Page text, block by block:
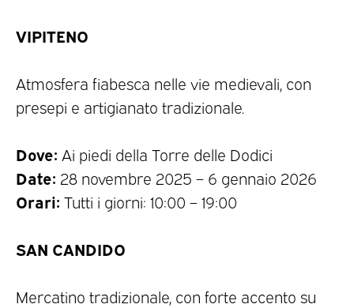
VIPITENO
Atmosfera fiabesca nelle vie medievali, con
presepi e artigianato tradizionale.
Dove: Ai piedi della Torre delle Dodici
Date: 28 novembre 2025 – 6 gennaio 2026
Orari: Tutti i giorni: 10:00 – 19:00
SAN CANDIDO
Mercatino tradizionale, con forte accento su